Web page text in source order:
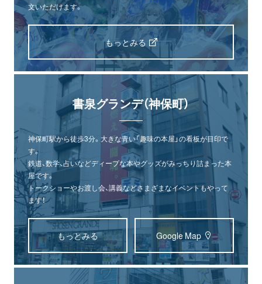
文いただけます。
もっとみる
書泉グランデ（神保町）
神保町駅から徒歩3分。大きな青い「趣味の本屋」の看板が目印で
す。
鉄道、数学、占いなどディープな本やグッズがみっちり詰まった本
屋です。
トークショーやお渡し会、講義などさまざまなイベントもやって
ます！
もっとみる Google Map
オンライン
ショップ
書泉グランデ
（神保町）
書泉ブックタワー
（秋葉原）